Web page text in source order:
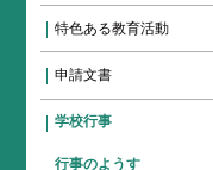
特色ある教育活動
申請文書
学校行事
行事のようす